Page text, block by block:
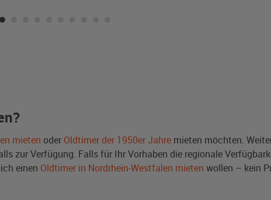
mieten oder Oldtimer der 1950er Jahre mieten möchten.
zur Verfügung. Falls für Ihr Vorhaben die regionale
einen Oldtimer in Nordrhein-Westfalen mieten wollen – kein